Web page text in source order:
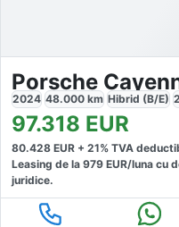
Porsche
2024 48.000 km Hibrid (B/E)
97.318 EUR
80.428 EUR + 21% TVA
Leasing de la 979 EUR/luna cu
juridice.